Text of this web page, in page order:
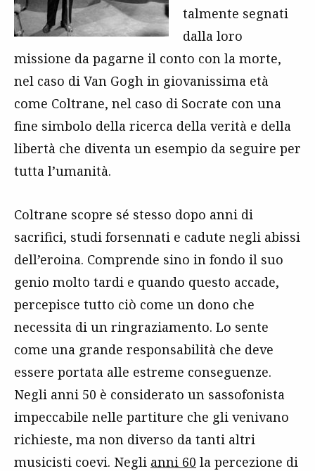
talmente segnati
dalla loro
missione da pagarne il conto con la morte,
nel caso di Van Gogh in giovanissima età
come Coltrane, nel caso di Socrate con una
fine simbolo della ricerca della verità e della
libertà che diventa un esempio da seguire per
tutta l’umanità.
Coltrane scopre sé stesso dopo anni di
sacrifici, studi forsennati e cadute negli abissi
dell’eroina. Comprende sino in fondo il suo
genio molto tardi e quando questo accade,
percepisce tutto ciò come un dono che
necessita di un ringraziamento. Lo sente
come una grande responsabilità che deve
essere portata alle estreme conseguenze.
Negli anni 50 è considerato un sassofonista
impeccabile nelle partiture che gli venivano
richieste, ma non diverso da tanti altri
musicisti coevi. Negli anni 60 la percezione di